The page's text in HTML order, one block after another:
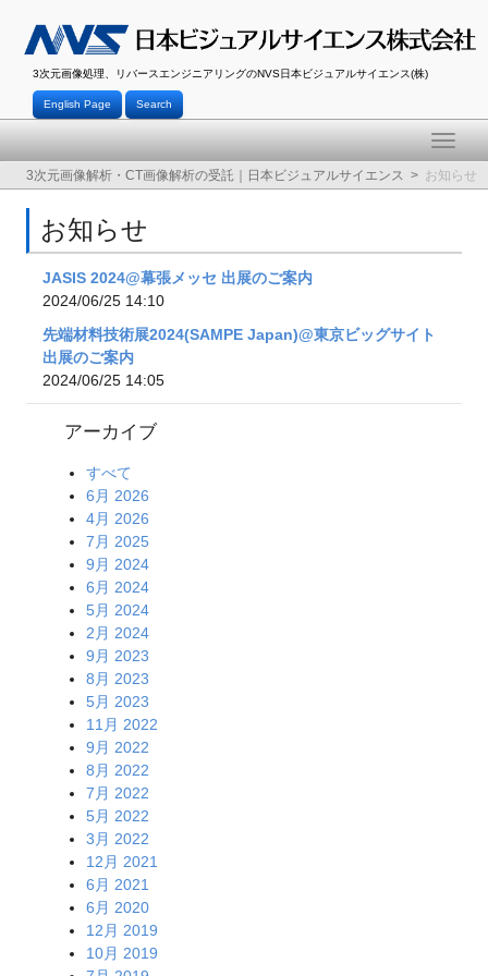
3次元画像処理、リバースエンジニアリングのNVS日本ビジュアルサイエンス(株)
English Page Search
Toggle
3次元画像解析・CT画像解析の受託｜日本ビジュアルサイエンス お知らせ
お知らせ
アーカイブ
すべて
6月 2026
4月 2026
7月 2025
9月 2024
6月 2024
5月 2024
2月 2024
9月 2023
8月 2023
5月 2023
11月 2022
9月 2022
8月 2022
7月 2022
5月 2022
3月 2022
12月 2021
6月 2021
6月 2020
12月 2019
10月 2019
JASIS 2024@幕張メッセ 出展のご案内
2024/06/25 14:10
先端材料技術展2024(SAMPE Japan)@東京ビッグサイト
出展のご案内
2024/06/25 14:05